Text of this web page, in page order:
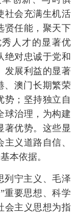
社会充满生机活
贤任能，聚天下
人才的显著优
绝对忠诚于党和
发展利益的显著
、澳门长期繁荣
势；坚持独立自
球治理，为构建
著优势。这些显
义道路自信、
本依据。
列宁主义、毛泽
重要思想、科学
会主义思想为指